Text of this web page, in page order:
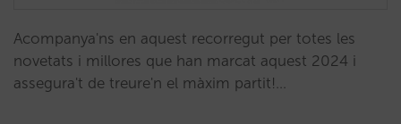
Acompanya'ns en aquest recorregut per totes les
novetats i millores que han marcat aquest 2024 i
assegura't de treure'n el màxim partit!…